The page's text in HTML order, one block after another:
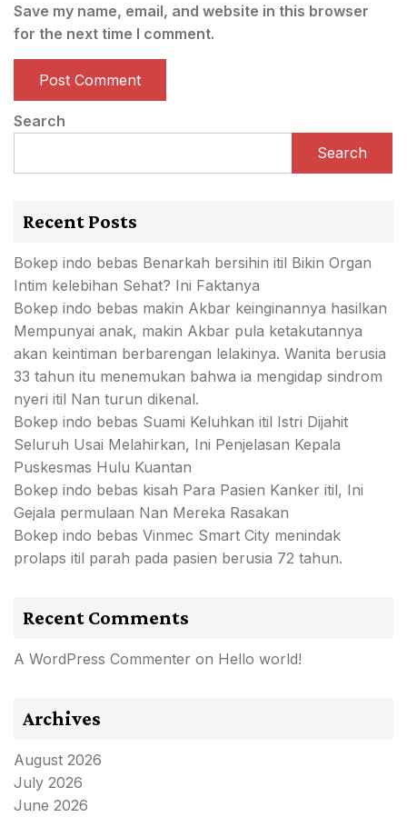
Save my name, email, and website in this browser
for the next time I comment.
Search
Search
Recent Posts
Bokep indo bebas Benarkah bersihin itil Bikin Organ
Intim kelebihan Sehat? Ini Faktanya
Bokep indo bebas makin Akbar keinginannya hasilkan
Mempunyai anak, makin Akbar pula ketakutannya
akan keintiman berbarengan lelakinya. Wanita berusia
33 tahun itu menemukan bahwa ia mengidap sindrom
nyeri itil Nan turun dikenal.
Bokep indo bebas Suami Keluhkan itil Istri Dijahit
Seluruh Usai Melahirkan, Ini Penjelasan Kepala
Puskesmas Hulu Kuantan
Bokep indo bebas kisah Para Pasien Kanker itil, Ini
Gejala permulaan Nan Mereka Rasakan
Bokep indo bebas Vinmec Smart City menindak
prolaps itil parah pada pasien berusia 72 tahun.
Recent Comments
A WordPress Commenter on Hello world!
Archives
August 2026
July 2026
June 2026